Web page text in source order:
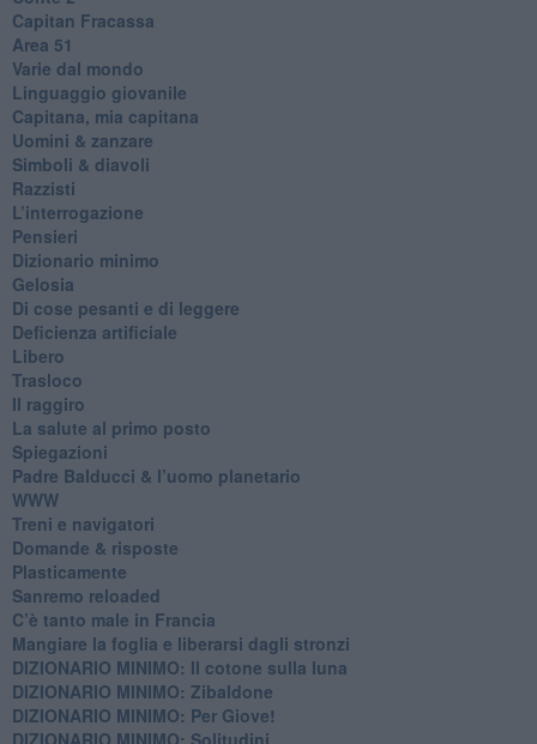
​Capitan Fracassa
​Area 51
Varie dal mondo
​Linguaggio giovanile
​Capitana, mia capitana
Uomini & zanzare
​Simboli & diavoli
Razzisti
​L’interrogazione
Pensieri
​Dizionario minimo
Gelosia
Di cose pesanti e di leggere
​Deficienza artificiale
Libero
Trasloco
Il raggiro
​La salute al primo posto
Spiegazioni
Padre Balducci & l’uomo planetario
WWW
​Treni e navigatori
​Domande & risposte
​Plasticamente
Sanremo reloaded
C’è tanto male in Francia
​Mangiare la foglia e liberarsi dagli stronzi
DIZIONARIO MINIMO: Il cotone sulla luna
DIZIONARIO MINIMO: Zibaldone
DIZIONARIO MINIMO: Per Giove!
DIZIONARIO MINIMO: Solitudini